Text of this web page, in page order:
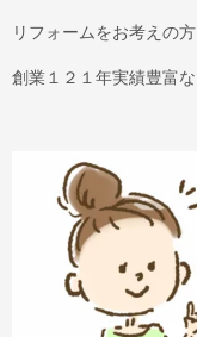
リフォームをお考えの
創業１２１年実績豊富